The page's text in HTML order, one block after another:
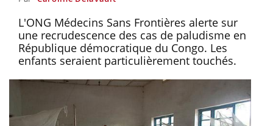
L'ONG Médecins Sans Frontières alerte sur
une recrudescence des cas de paludisme en
République démocratique du Congo. Les
enfants seraient particulièrement touchés.